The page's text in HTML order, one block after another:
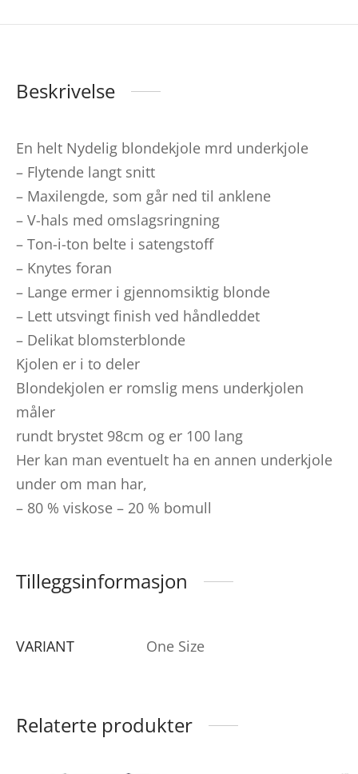
Beskrivelse
En helt Nydelig blondekjole mrd underkjole
– Flytende langt snitt
– Maxilengde, som går ned til anklene
– V-hals med omslagsringning
– Ton-i-ton belte i satengstoff
– Knytes foran
– Lange ermer i gjennomsiktig blonde
– Lett utsvingt finish ved håndleddet
– Delikat blomsterblonde
Kjolen er i to deler
Blondekjolen er romslig mens underkjolen
måler
rundt brystet 98cm og er 100 lang
Her kan man eventuelt ha en annen underkjole
under om man har,
– 80 % viskose – 20 % bomull
Tilleggsinformasjon
VARIANT One Size
Relaterte produkter